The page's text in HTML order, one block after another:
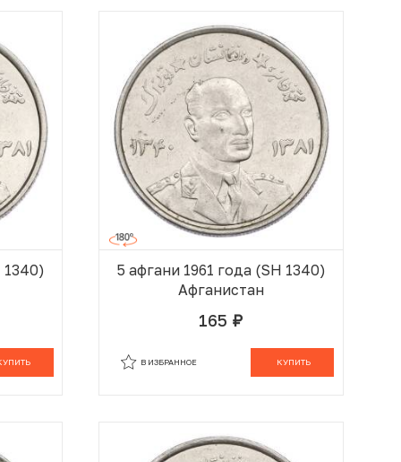
1340)
5 афгани 1961 года (SH 1340)
Афганистан
165 руб.
КУПИТЬ
В ИЗБРАННОЕ